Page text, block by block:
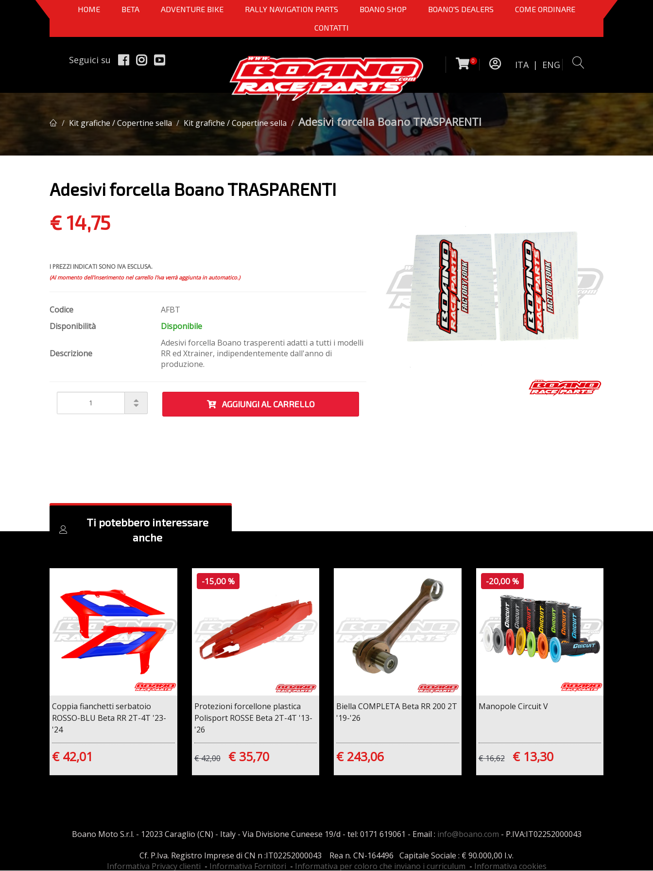
HOME BETA ADVENTURE BIKE RALLY NAVIGATION PARTS BOANO SHOP BOANO'S DEALERS
COME ORDINARE
CONTATTI
Seguici su 0 ITA | ENG
Kit grafiche / Copertine sella Kit grafiche / Copertine sella Adesivi forcella Boano TRASPARENTI
Adesivi forcella Boano TRASPARENTI
€ 14,75
I PREZZI INDICATI SONO IVA ESCLUSA.
(Al momento dell'inserimento nel carrello l'iva verrà aggiunta in automatico.)
Codice
AFBT
Disponibilità
Disponibile
Descrizione
Adesivi forcella Boano trasperenti adatti a tutti i modelli
RR ed Xtrainer, indipendentemente dall'anno di
produzione.
AGGIUNGI AL CARRELLO
Ti potebbero interessare
anche
Coppia fianchetti serbatoio
ROSSO-BLU Beta RR 2T-4T '23-
'24
€ 42,01
-15,00 %
Protezioni forcellone plastica
Polisport ROSSE Beta 2T-4T '13-
'26
€ 42,00 € 35,70
Biella COMPLETA Beta RR 200 2T
'19-'26
€ 243,06
-20,00 %
Manopole Circuit V
€ 16,62 € 13,30
Boano Moto S.r.l. - 12023 Caraglio (CN) - Italy - Via Divisione Cuneese 19/d - tel: 0171 619061 - Email : info@boano.com - P.IVA:IT02252000043
Cf. P.Iva. Registro Imprese di CN n :IT02252000043 Rea n. CN-164496 Capitale Sociale : € 90.000,00 I.v.
Informativa Privacy clienti - Informativa Fornitori - Informativa per coloro che inviano i curriculum - Informativa cookies